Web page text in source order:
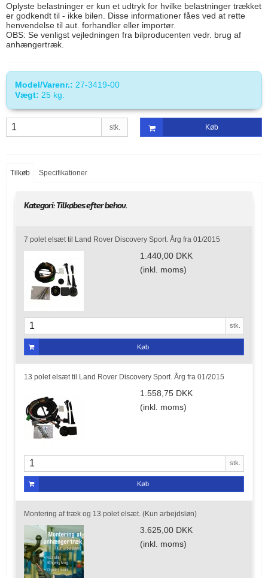
Oplyste belastninger er kun et udtryk for hvilke belastninger trækket
er godkendt til - ikke bilen. Disse informationer fåes ved at rette
henvendelse til aut. forhandler eller importør.
OBS: Se venligst vejledningen fra bilproducenten vedr. brug af
anhængertræk.
Model/Varenr.: 27-3419-00
Vægt: 25 kg.
stk. Køb
Tilkøb Specifikationer
Kategori:Tilkøbes efter behov.
7 polet elsæt til Land Rover Discovery Sport. Årg fra 01/2015
1.440,00 DKK
(inkl. moms)
stk.
Køb
13 polet elsæt til Land Rover Discovery Sport. Årg fra 01/2015
1.558,75 DKK
(inkl. moms)
stk.
Køb
Montering af træk og 13 polet elsæt. (Kun arbejdsløn)
3.625,00 DKK
(inkl. moms)